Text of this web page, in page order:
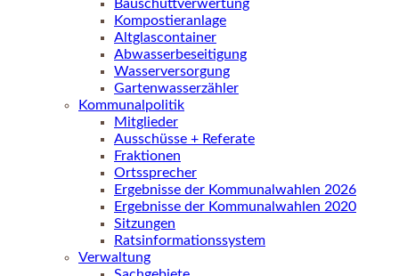
Bauschuttverwertung
Kompostieranlage
Altglascontainer
Abwasserbeseitigung
Wasserversorgung
Gartenwasserzähler
Kommunalpolitik
Mitglieder
Ausschüsse + Referate
Fraktionen
Ortssprecher
Ergebnisse der Kommunalwahlen 2026
Ergebnisse der Kommunalwahlen 2020
Sitzungen
Ratsinformationssystem
Verwaltung